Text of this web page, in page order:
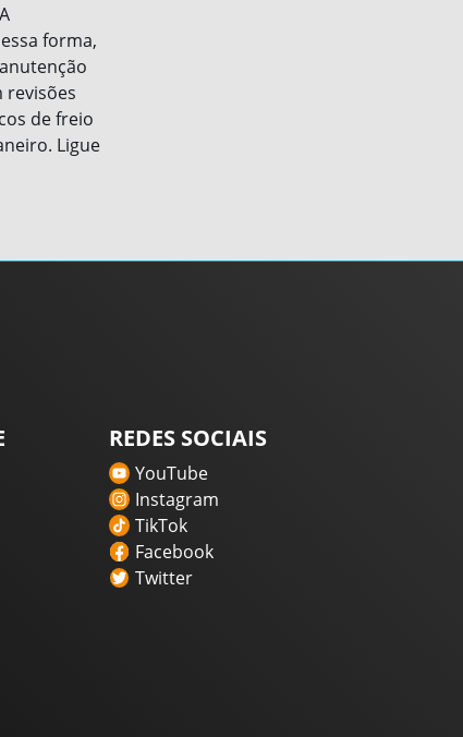
forma,
revisões
de freio
Ligue
REDES SOCIAIS
YouTube
Instagram
TikTok
Facebook
Twitter